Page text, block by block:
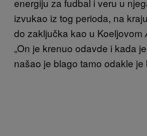
izvukao iz tog perioda, na
do zaključka kao u Koeljovom
„On je krenuo odavde i kada
našao je blago tamo odakle je